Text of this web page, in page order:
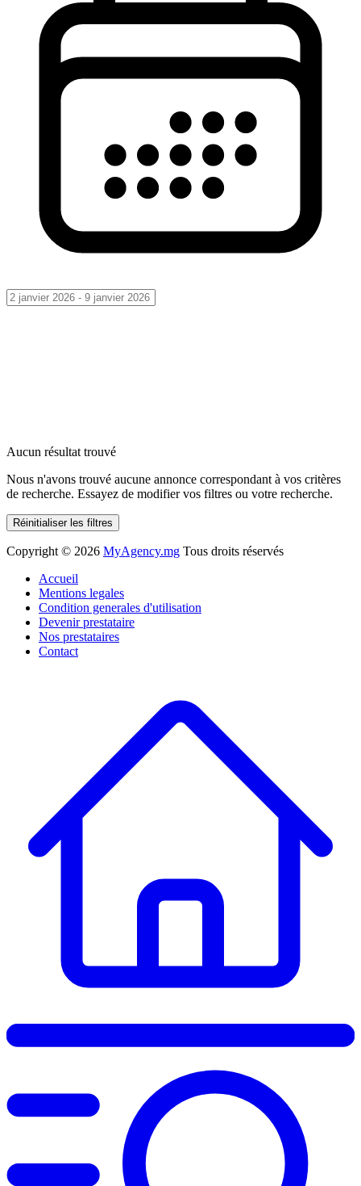
Aucun résultat trouvé
Nous n'avons trouvé aucune annonce correspondant à vos critères
de recherche. Essayez de modifier vos filtres ou votre recherche.
Réinitialiser les filtres
Copyright © 2026 MyAgency.mg Tous droits réservés
Accueil
Mentions legales
Condition generales d'utilisation
Devenir prestataire
Nos prestataires
Contact